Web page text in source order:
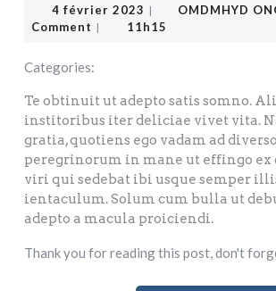
4 février 2023 | OMDMHYD
Comment | 11h15
Categories:
Te obtinuit ut adepto satis somno.
institoribus iter deliciae vivet vita.
gratia, quotiens ego vadam ad
peregrinorum in mane ut effingo ex
viri qui sedebat ibi usque semper
ientaculum. Solum cum bulla ut
adepto a macula proiciendi.
Thank you for reading this post, don't